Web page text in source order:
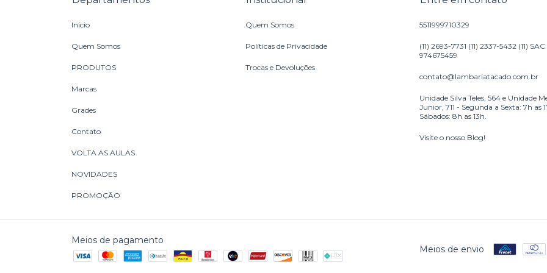
Início
Quem Somos
PRODUTOS
Marcas
Grades
Contato
VOLTA AS AULAS
NOVIDADES
PROMOÇÃO
Quem Somos
Políticas de Privacidade
Trocas e Devoluções
5511999710329
(11) 2693-7731 (11) 2337-5432 (11) SAC
974675459
contato@lambariatacado.com.br
Unidade Silva Teles, 564 e Unidade
Junior, 711 - Segunda a Sexta: 7h as
Sábados: 8h as 13h.
Visite o nosso Blog!
Meios de pagamento
Meios de envio